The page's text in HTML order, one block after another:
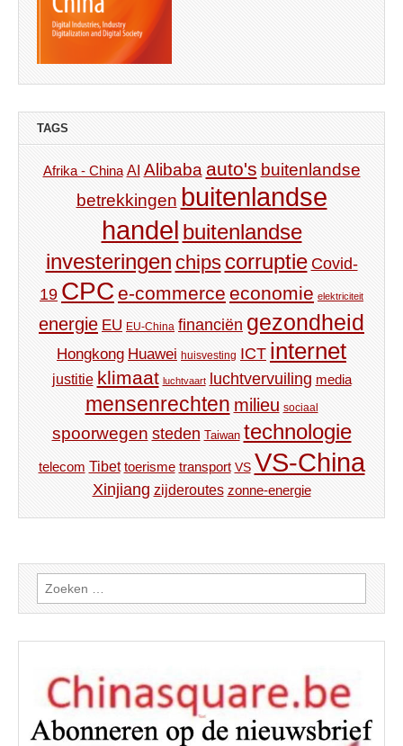
TAGS
Afrika - China AI Alibaba auto's buitenlandse
betrekkingen buitenlandse
handel buitenlandse
investeringen chips corruptie Covid-
19 CPC e-commerce economie elektriciteit
energie EU EU-China financiën gezondheid
Hongkong Huawei huisvesting ICT internet
justitie klimaat luchtvaart luchtvervuiling media
mensenrechten milieu sociaal
spoorwegen steden Taiwan technologie
telecom Tibet toerisme transport VS VS-China
Xinjiang zijderoutes zonne-energie
Zoeken
naar: